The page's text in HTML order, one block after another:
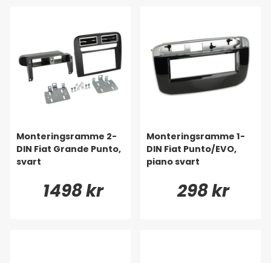
Monteringsramme 2-
DIN Fiat Grande Punto,
svart
1498 kr
Monteringsramme 1-
DIN Fiat Punto/EVO,
piano svart
298 kr